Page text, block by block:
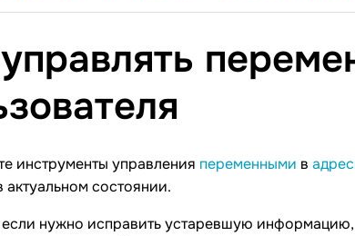
инструменты управления переменными в
актуальном состоянии.
нужно исправить устаревшую